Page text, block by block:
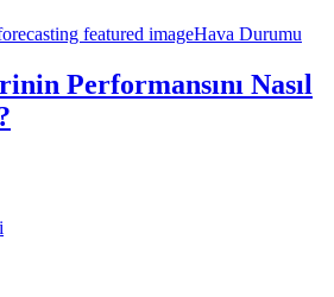
Hava Durumu
Performansını Nasıl